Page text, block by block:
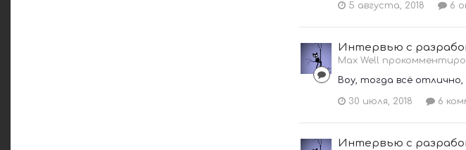
5 августа, 2018 6
Интервью с
Max Well
Воу, тогда всё отлично,
30 июля, 2018 6
Интервью с